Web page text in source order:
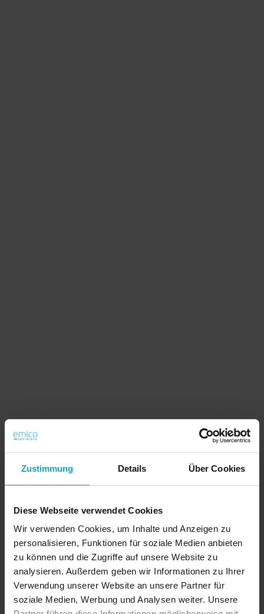
Zustimmung Details Über Cookies
Diese Webseite verwendet Cookies
Wir verwenden Cookies, um Inhalte und Anzeigen zu
personalisieren, Funktionen für soziale Medien anbieten
zu können und die Zugriffe auf unsere Website zu
analysieren. Außerdem geben wir Informationen zu Ihrer
Verwendung unserer Website an unsere Partner für
soziale Medien, Werbung und Analysen weiter. Unsere